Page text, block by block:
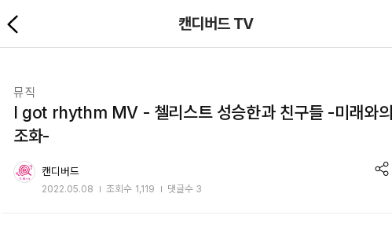
뒤
로
가
캔디버드 TV
뮤직
I got rhythm MV - 첼리스트 성승한과 친구들 -미래와
조화-
캔디버드
2022.05.08 조회수 1,119 댓글수 3